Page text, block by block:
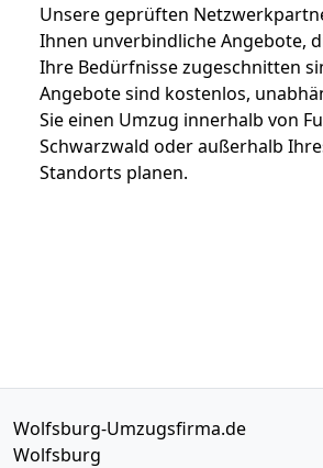
Unsere geprüften
Ihnen unverbindliche Angebote,
Ihre Bedürfnisse zugeschnitten
Angebote sind kostenlos,
Sie einen Umzug innerhalb von
Schwarzwald oder außerhalb
Standorts planen.
Wolfsburg-Umzugsfirma.de
Wolfsburg